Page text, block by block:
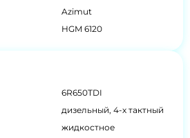
Azimut
HGM 6120
6R650TDI
дизельный, 4-х тактный
жидкостное